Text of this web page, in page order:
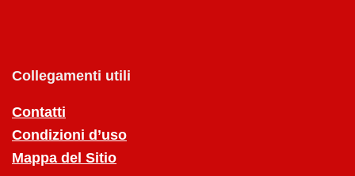
Collegamenti utili
Contatti
Condizioni d’uso
Mappa del Sitio